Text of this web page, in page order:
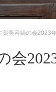
薬美容鍋の会2023
会